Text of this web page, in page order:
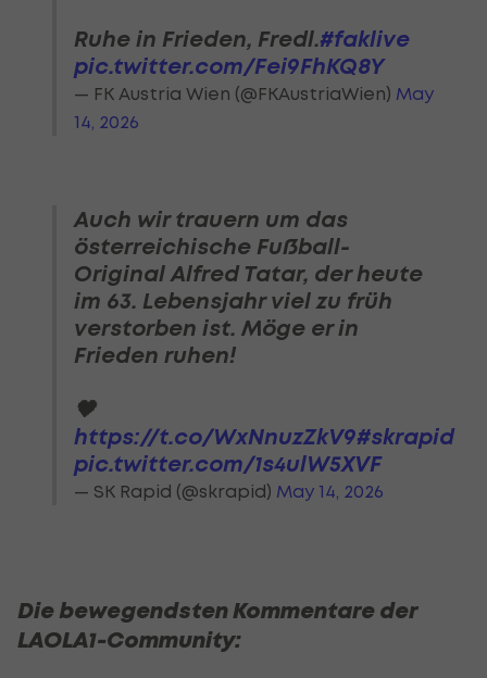
Ruhe in Frieden, Fredl.#faklive
pic.twitter.com/Fei9FhKQ8Y
— FK Austria Wien (@FKAustriaWien) May
14, 2026
Auch wir trauern um das
österreichische Fußball-
Original Alfred Tatar, der heute
im 63. Lebensjahr viel zu früh
verstorben ist. Möge er in
Frieden ruhen!
🖤
https://t.co/WxNnuzZkV9#skrapid
pic.twitter.com/1s4ulW5XVF
— SK Rapid (@skrapid) May 14, 2026
Die bewegendsten Kommentare der
LAOLA1-Community: